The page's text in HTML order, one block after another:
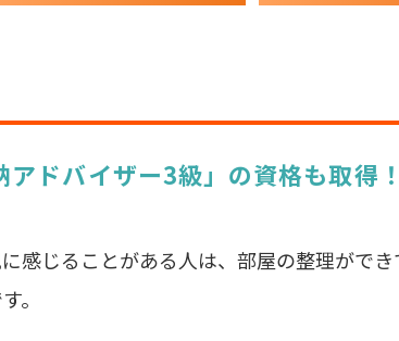
ドバイザー3級」の資格も取得！
感じることがある人は、部屋の整理がで
。